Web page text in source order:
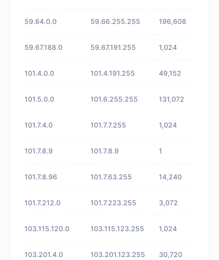
59.64.0.0 59.66.255.255 196,608
59.67.188.0 59.67.191.255 1,024
101.4.0.0 101.4.191.255 49,152
101.5.0.0 101.6.255.255 131,072
101.7.4.0 101.7.7.255 1,024
101.7.8.9 101.7.8.9 1
101.7.8.96 101.7.63.255 14,240
101.7.212.0 101.7.223.255 3,072
103.115.120.0 103.115.123.255 1,024
103.201.4.0 103.201.123.255 30,720